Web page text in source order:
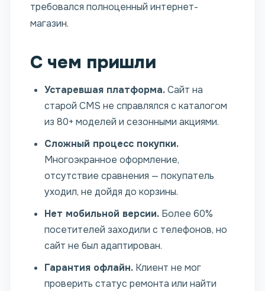
требовался полноценный интернет-
магазин.
С чем пришли
Устаревшая платформа.Сайт на
старой CMS не справлялся с каталогом
из 80+ моделей и сезонными акциями.
Сложный процесс покупки.
Многоэкранное оформление,
отсутствие сравнения — покупатель
уходил, не дойдя до корзины.
Нет мобильной версии. Более 60%
посетителей заходили с телефонов, но
сайт не был адаптирован.
Гарантия офлайн. Клиент не мог
проверить статус ремонта или найти